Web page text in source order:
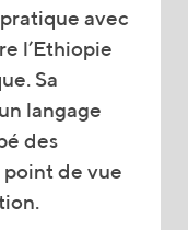
avec
l’Ethiopie
Sa
langage
des
de vue